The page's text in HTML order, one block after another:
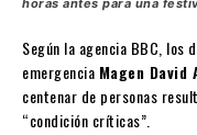
Según la agencia BBC, los
emergencia Magen David
centenar de personas
“condición críticas”.